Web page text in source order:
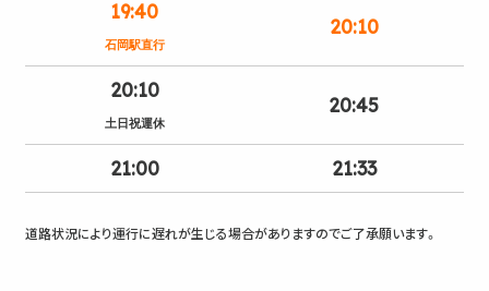
19:40
石岡駅直行
20:10
20:10
土日祝運休
20:45
21:00 21:33
道路状況により運行に遅れが生じる場合がありますのでご了承願います。